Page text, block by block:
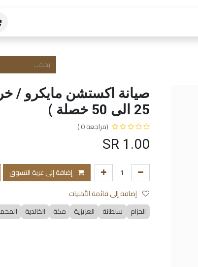
صيانة اكستشن مايكرو /
25 الى 50 خصلة )
(مراجعة 0 )
1.00
إضافة إلى عربة التسوق
الحزام
سلطانة العزيزية مكة الخالدية